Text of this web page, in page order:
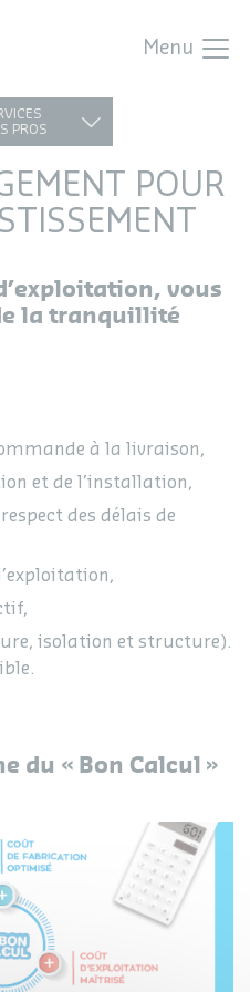
Menu
PROS
POUR
vous
la tranquillité
à la livraison,
et de l’installation,
des délais de
isolation et structure).
du « Bon Calcul »